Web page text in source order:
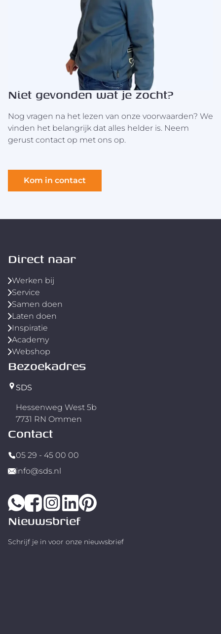
Niet gevonden wat je zocht?
Nog vragen na het lezen van onze voorwaarden? We
vinden het belangrijk dat alles helder is. Neem
gerust contact op met ons op.
Kom in contact
Direct naar
Werken bij
Service
Samen doen
Laten doen
Inspiratie
Academy
Webshop
Bezoekadres
SDS
Hessenweg West 5b
7731 RN Ommen
Contact
05 29 - 45 00 00
info@sds.nl
Nieuwsbrief
Schrijf je in voor onze nieuwsbrief